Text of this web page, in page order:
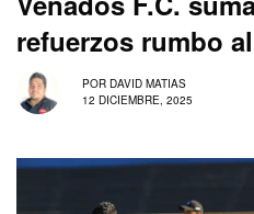
refuerzos rumbo
POR DAVID MATIAS
12 DICIEMBRE, 2025